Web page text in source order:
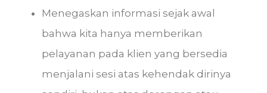
Menegaskan informasi sejak awal
bahwa kita hanya memberikan
pelayanan pada klien yang bersedia
menjalani sesi atas kehendak dirinya